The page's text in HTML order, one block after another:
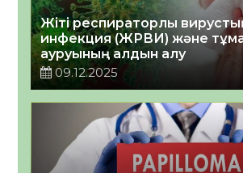
Жіті респираторлы
инфекция (ЖРВИ) және
ауруының алдын алу
09.12.2025